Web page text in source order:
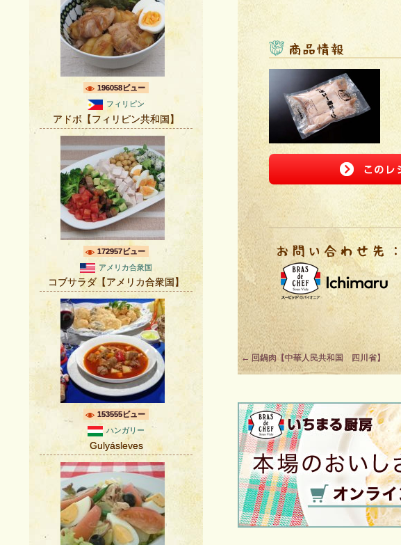
Post
navigation
← 回鍋肉【中華人民共和国 四川省】
196058ビュー
フィリピン
アドボ【フィリピン共和国】
172957ビュー
アメリカ合衆国
コブサラダ【アメリカ合衆国】
153555ビュー
ハンガリー
Gulyásleves